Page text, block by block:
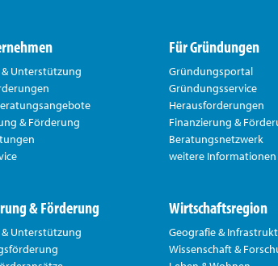
Unterstützung
& Förderung
Für Gründungen
Gründungsportal
Gründungsservice
Herausforderungen
Finanzierung &
Beratungsnetzwerk
weitere Informationen
& Förderung
Unterstützung
Wirtschaftsregion
Geografie &
Wissenschaft &